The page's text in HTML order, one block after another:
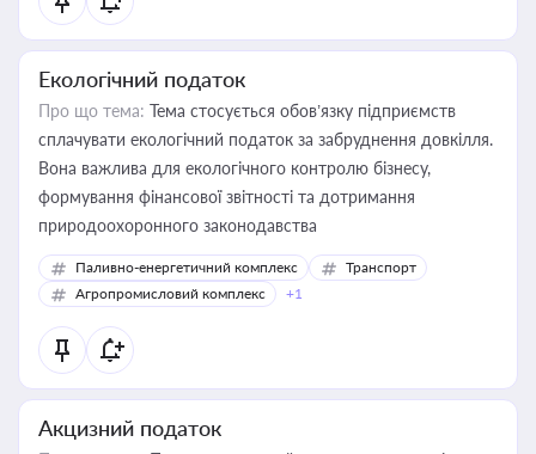
Екологічний податок
Про що тема: Тема стосується обов’язку підприємств
сплачувати екологічний податок за забруднення довкілля.
Вона важлива для екологічного контролю бізнесу,
формування фінансової звітності та дотримання
природоохоронного законодавства
Паливно-енергетичний комплекс
Транспорт
Агропромисловий комплекс
+1
Акцизний податок